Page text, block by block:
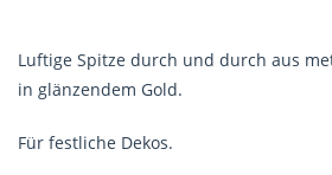
Luftige Spitze durch und durch aus
in glänzendem Gold.
Für festliche Dekos.